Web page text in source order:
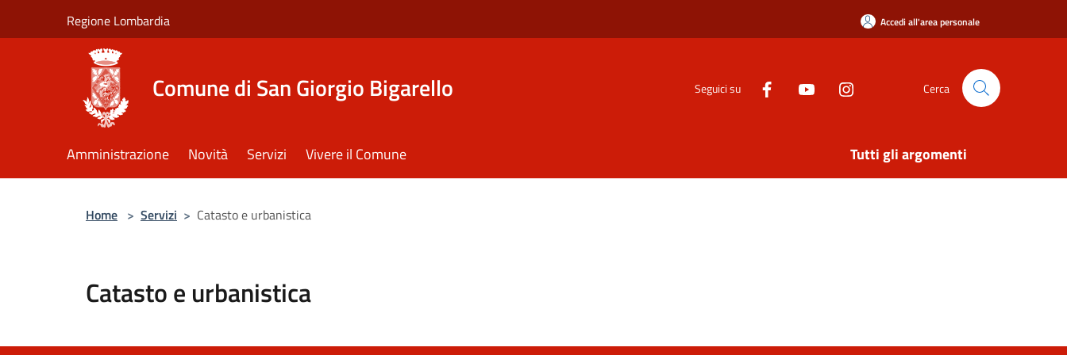
Regione Lombardia Accedi all'area personale
Comune di San Giorgio Bigarello Seguici su Cerca
Amministrazione Novità Servizi Vivere il Comune Tutti gli argomenti
Home > Servizi > Catasto e urbanistica
Catasto e urbanistica